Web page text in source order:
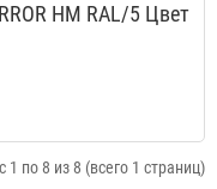
HM RAL/5 Цвет
1 по 8 из 8 (всего 1 страниц)